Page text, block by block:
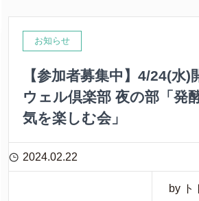
お知らせ
【参加者募集中】4/24(水)
ウェル倶楽部 夜の部「発
気を楽しむ会」
2024.02.22
by ト